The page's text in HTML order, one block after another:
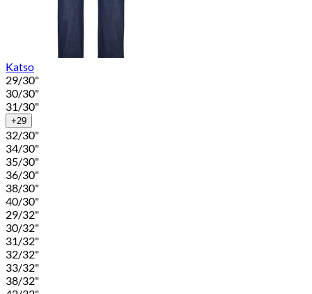
Katso
29/30"
30/30"
31/30"
+29
32/30"
34/30"
35/30"
36/30"
38/30"
40/30"
29/32"
30/32"
31/32"
32/32"
33/32"
38/32"